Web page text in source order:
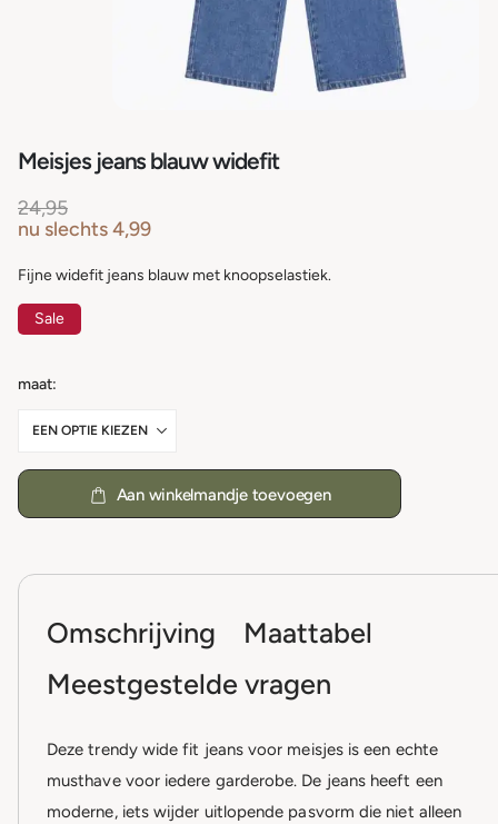
Meisjes jeans blauw widefit
24,95
nu slechts4,99
Fijne widefit jeans blauw met knoopselastiek.
Sale
maat
Aan winkelmandje toevoegen
Omschrijving
Maattabel
Meestgestelde vragen
Deze trendy wide fit jeans voor meisjes is een echte
musthave voor iedere garderobe. De jeans heeft een
moderne, iets wijder uitlopende pasvorm die niet alleen